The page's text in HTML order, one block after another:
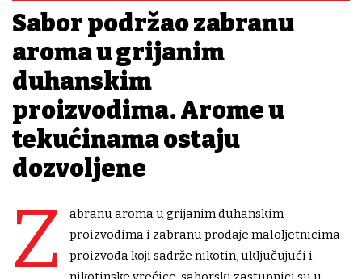
Sabor podržao zabranu
aroma u grijanim
duhanskim
proizvodima. Arome u
tekućinama ostaju
dozvoljene
Z
abranu aroma u grijanim duhanskim
proizvodima i zabranu prodaje maloljetnicima
proizvoda koji sadrže nikotin, uključujući i